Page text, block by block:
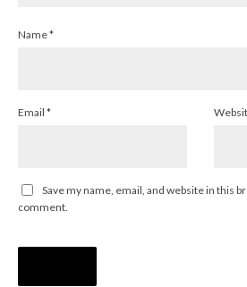
Name*
Email *
Save my name, email, and website in this
comment.